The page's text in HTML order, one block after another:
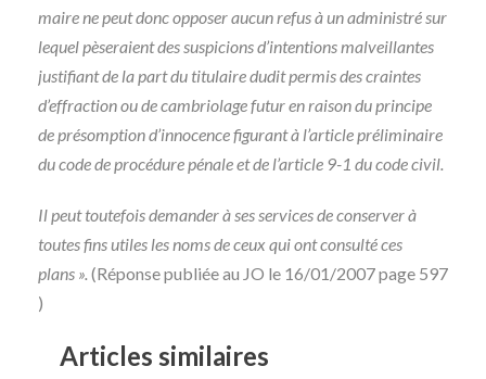
maire ne peut donc opposer aucun refus à un administré sur
lequel pèseraient des suspicions d’intentions malveillantes
justifiant de la part du titulaire dudit permis des craintes
d’effraction ou de cambriolage futur en raison du principe
de présomption d’innocence figurant à l’article préliminaire
du code de procédure pénale et de l’article 9-1 du code civil.
Il peut toutefois demander à ses services de conserver à
toutes fins utiles les noms de ceux qui ont consulté ces
plans ». (Réponse publiée au JO le 16/01/2007 page 597
)
Articles similaires